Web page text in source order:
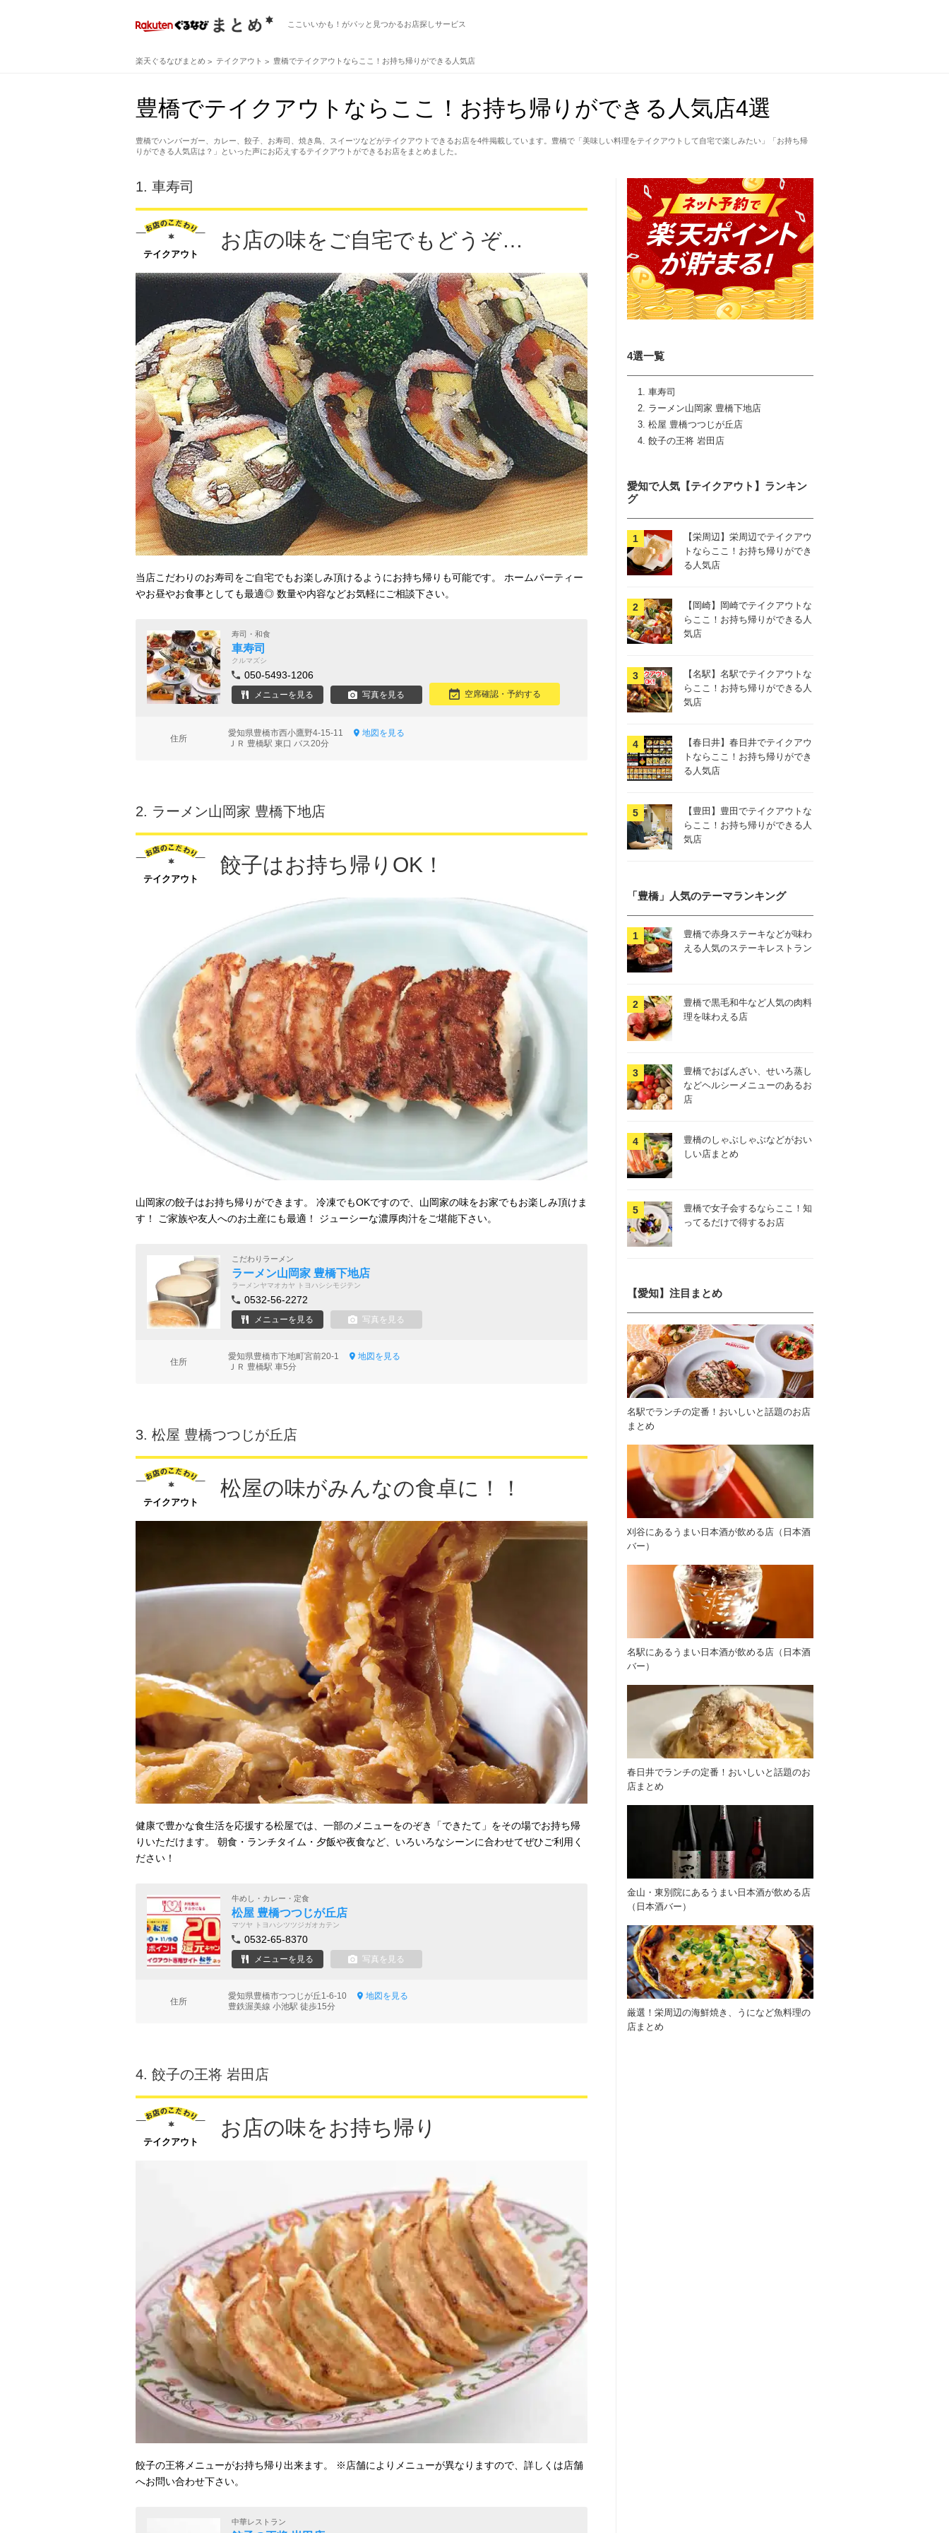
ここいいかも！がパッと見つかるお店探しサービス
楽天ぐるなびまとめ テイクアウト 豊橋でテイクアウトならここ！お持ち帰りができる人気店
豊橋でテイクアウトならここ！お持ち帰りができる人気店4選
豊橋でハンバーガー、カレー、餃子、お寿司、焼き鳥、スイーツなどがテイクアウトできるお店を4件掲載しています。豊橋で「美味しい料理をテイクアウトして自宅で楽しみたい」「お持ち帰
りができる人気店は？」といった声にお応えするテイクアウトができるお店をまとめました。
4選一覧
車寿司
ラーメン山岡家 豊橋下地店
松屋 豊橋つつじが丘店
餃子の王将 岩田店
1. 車寿司
テイクアウト
お店の味をご自宅でもどうぞ…
当店こだわりのお寿司をご自宅でもお楽しみ頂けるようにお持ち帰りも可能です。 ホームパーティー
やお昼やお食事としても最適◎ 数量や内容などお気軽にご相談下さい。
寿司・和食
車寿司
クルマズシ
050-5493-1206
メニューを見る 写真を見る 空席確認・予約する
住所
愛知県豊橋市西小鷹野4-15-11
地図を見る
ＪＲ 豊橋駅 東口 バス20分
2. ラーメン山岡家 豊橋下地店
テイクアウト
餃子はお持ち帰りOK！
山岡家の餃子はお持ち帰りができます。 冷凍でもOKですので、山岡家の味をお家でもお楽しみ頂けま
す！ ご家族や友人へのお土産にも最適！ ジューシーな濃厚肉汁をご堪能下さい。
こだわりラーメン
ラーメン山岡家 豊橋下地店
ラーメンヤマオカヤ トヨハシシモジテン
0532-56-2272
メニューを見る 写真を見る
住所
愛知県豊橋市下地町宮前20-1
地図を見る
ＪＲ 豊橋駅 車5分
3. 松屋 豊橋つつじが丘店
テイクアウト
松屋の味がみんなの食卓に！！
健康で豊かな食生活を応援する松屋では、一部のメニューをのぞき「できたて」をその場でお持ち帰
りいただけます。 朝食・ランチタイム・夕飯や夜食など、いろいろなシーンに合わせてぜひご利用く
ださい！
牛めし・カレー・定食
松屋 豊橋つつじが丘店
マツヤ トヨハシツツジガオカテン
0532-65-8370
メニューを見る 写真を見る
住所
愛知県豊橋市つつじが丘1-6-10
地図を見る
豊鉄渥美線 小池駅 徒歩15分
4. 餃子の王将 岩田店
テイクアウト
お店の味をお持ち帰り
餃子の王将メニューがお持ち帰り出来ます。 ※店舗によりメニューが異なりますので、詳しくは店舗
へお問い合わせ下さい。
中華レストラン
愛知で人気【テイクアウト】ランキン
グ
【栄周辺】栄周辺でテイクアウ
トならここ！お持ち帰りができ
る人気店
【岡崎】岡崎でテイクアウトな
らここ！お持ち帰りができる人
気店
【名駅】名駅でテイクアウトな
らここ！お持ち帰りができる人
気店
【春日井】春日井でテイクアウ
トならここ！お持ち帰りができ
る人気店
【豊田】豊田でテイクアウトな
らここ！お持ち帰りができる人
気店
「豊橋」人気のテーマランキング
豊橋で赤身ステーキなどが味わ
える人気のステーキレストラン
豊橋で黒毛和牛など人気の肉料
理を味わえる店
豊橋でおばんざい、せいろ蒸し
などヘルシーメニューのあるお
店
豊橋のしゃぶしゃぶなどがおい
しい店まとめ
豊橋で女子会するならここ！知
ってるだけで得するお店
【愛知】注目まとめ
名駅でランチの定番！おいしいと話題のお店
まとめ
刈谷にあるうまい日本酒が飲める店（日本酒
バー）
名駅にあるうまい日本酒が飲める店（日本酒
バー）
春日井でランチの定番！おいしいと話題のお
店まとめ
金山・東別院にあるうまい日本酒が飲める店
（日本酒バー）
厳選！栄周辺の海鮮焼き、うになど魚料理の
店まとめ